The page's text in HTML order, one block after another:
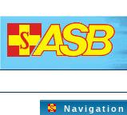
Navigation